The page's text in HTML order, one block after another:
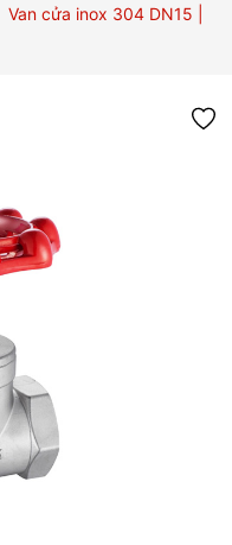
Van cửa inox 304 DN15 |